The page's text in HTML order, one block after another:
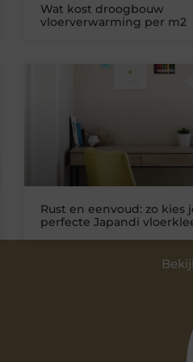
Wat kost droogbouw
vloerverwarming per m2
Rust en eenvoud: zo kies
perfecte Japandi